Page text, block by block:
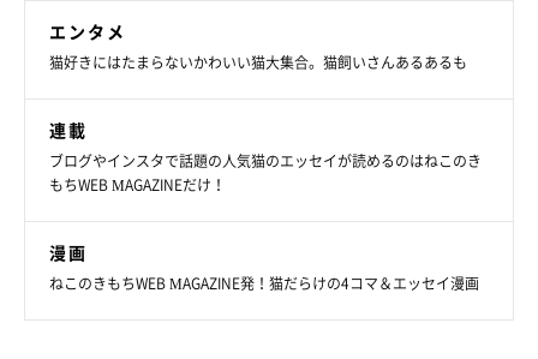
エンタメ
猫好きにはたまらないかわいい猫大集合。猫飼いさんあるあるも
連載
ブログやインスタで話題の人気猫のエッセイが読めるのはねこのき
もちWEB MAGAZINEだけ！
漫画
ねこのきもちWEB MAGAZINE発！猫だらけの4コマ＆エッセイ漫画